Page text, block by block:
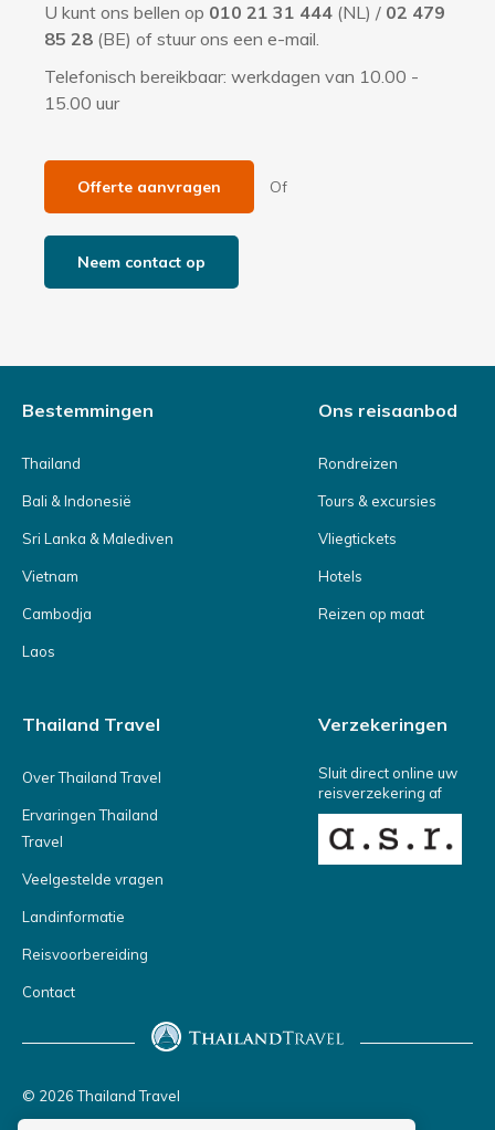
U kunt ons bellen op 010 21 31 444 (NL) / 02 479
85 28 (BE) of stuur ons een e-mail.
Telefonisch bereikbaar: werkdagen van 10.00 -
15.00 uur
Offerte aanvragen Of
Neem contact op
Bestemmingen
Thailand
Bali & Indonesië
Sri Lanka & Malediven
Vietnam
Cambodja
Laos
Ons reisaanbod
Rondreizen
Tours & excursies
Vliegtickets
Hotels
Reizen op maat
Thailand Travel
Over Thailand Travel
Ervaringen Thailand
Travel
Veelgestelde vragen
Landinformatie
Reisvoorbereiding
Contact
Verzekeringen
Sluit direct online uw
reisverzekering af
© 2026 Thailand Travel